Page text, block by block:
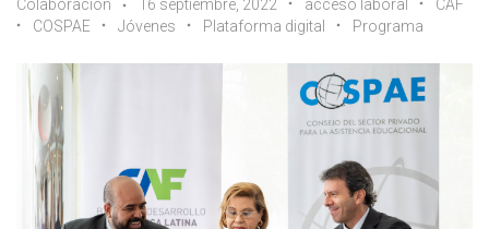
Colaboración 16 septiembre, 2022 acceso laboral
CAF
COSPAE
Jóvenes Plataforma digital Programa